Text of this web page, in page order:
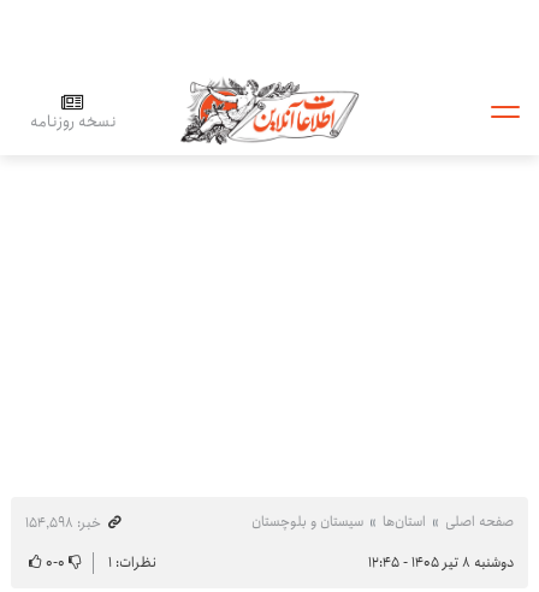
نسخه روزنامه
صفحه اصلی استان‌ها سیستان و بلوچستان
خبر: ۱۵۴٬۵۹۸
دوشنبه ۸ تیر ۱۴۰۵ - ۱۲:۴۵
نظرات: ۱ ۰-۰